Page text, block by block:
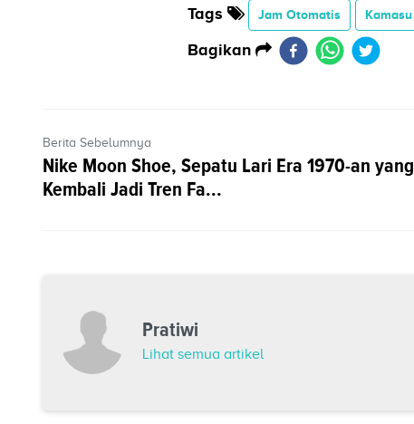
Tags Jam Otomatis Kamasu
Bagikan
Berita Sebelumnya
Nike Moon Shoe, Sepatu Lari Era 1970-an yang
Kembali Jadi Tren Fa...
Pratiwi
Lihat semua artikel